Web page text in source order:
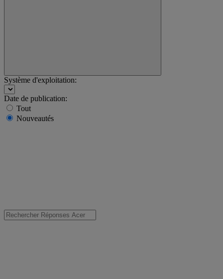
Système d'exploitation:
Date de publication:
Tout
Nouveautés